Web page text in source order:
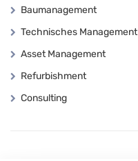
Baumanagement
Technisches Management
Asset Management
Refurbishment
Consulting